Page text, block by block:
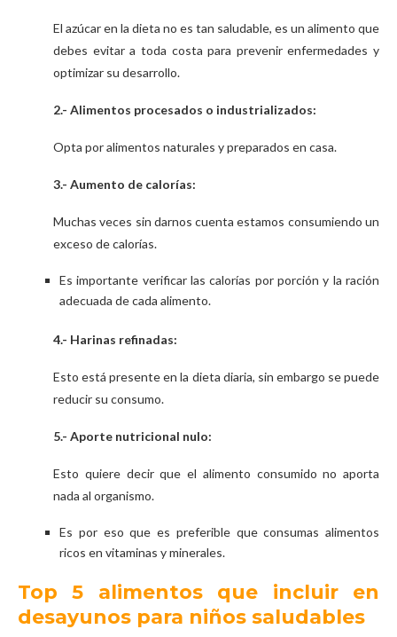
El azúcar en la dieta no es tan saludable, es un alimento que
debes evitar a toda costa para prevenir enfermedades y
optimizar su desarrollo.
2.- Alimentos procesados o industrializados:
Opta por alimentos naturales y preparados en casa.
3.- Aumento de calorías:
Muchas veces sin darnos cuenta estamos consumiendo un
exceso de calorías.
Es importante verificar las calorías por porción y la ración
adecuada de cada alimento.
4.- Harinas refinadas:
Esto está presente en la dieta diaria, sin embargo se puede
reducir su consumo.
5.- Aporte nutricional nulo:
Esto quiere decir que el alimento consumido no aporta
nada al organismo.
Es por eso que es preferible que consumas alimentos
ricos en vitaminas y minerales.
Top 5 alimentos que incluir en
desayunos para niños saludables